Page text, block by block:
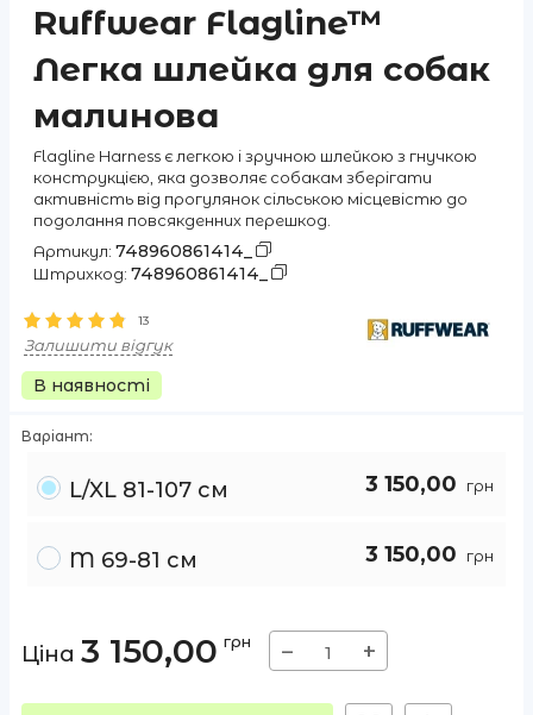
Ruffwear Flagline™
Легка шлейка для собак
малинова
Flagline Harness є легкою і зручною шлейкою з гнучкою
конструкцією, яка дозволяє собакам зберігати
активність від прогулянок сільською місцевістю до
подолання повсякденних перешкод.
Артикул: 748960861414_
Штрихкод: 748960861414_
13
Залишити відгук
В наявності
Варіант:
L/XL 81-107 см 3 150,00 грн
M 69-81 см 3 150,00 грн
Ціна 3 150,00 грн − +